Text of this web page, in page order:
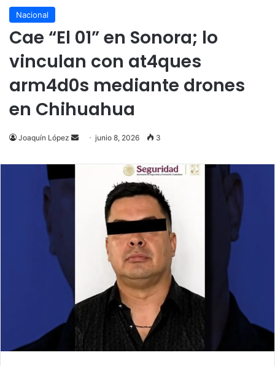
Nacional
Cae “El 01” en Sonora; lo
vinculan con at4ques
arm4d0s mediante drones
en Chihuahua
Joaquín López
Send
email
junio 8, 2026 3